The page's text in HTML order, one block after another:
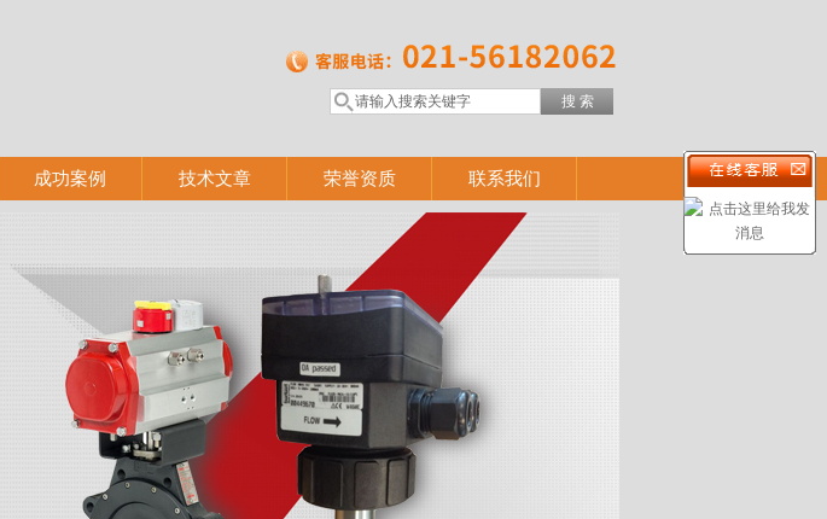
成功案例 技术文章 荣誉资质 联系我们